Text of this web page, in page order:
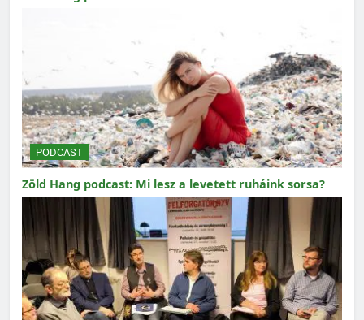
PODCAST
Zöld Hang podcast: Mi lesz a levetett ruháink sorsa?